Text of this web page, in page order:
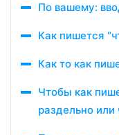
По вашему:
Как пишется
Как то как
Чтобы как
раздельно